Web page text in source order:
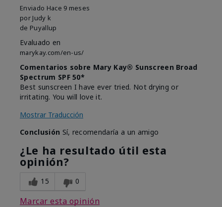
Enviado Hace 9 meses
por Judy k
de Puyallup
Evaluado en
marykay.com/en-us/
Comentarios sobre Mary Kay® Sunscreen Broad
Spectrum SPF 50*
Best sunscreen I have ever tried. Not drying or
irritating. You will love it.
Mostrar Traducción
Conclusión Sí, recomendaría a un amigo
¿Le ha resultado útil esta
opinión?
15 0
Marcar esta opinión